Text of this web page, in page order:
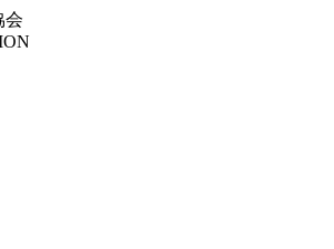
会